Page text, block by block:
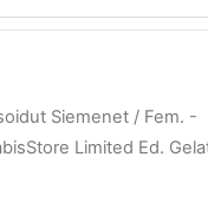
Siemenet / Fem. -
Limited Ed.